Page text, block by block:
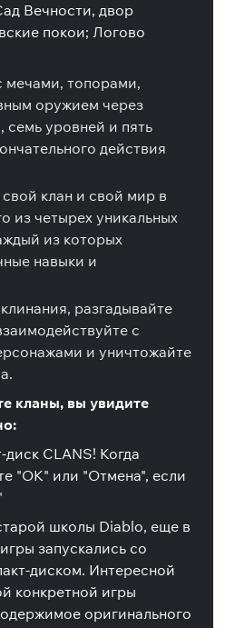
Вечности, двор
покои; Логово
мечами, топорами,
оружием через
семь уровней и пять
действия
клан и свой мир в
из четырех уникальных
из которых
навыки и
разгадывайте
с
и уничтожайте
кланы, вы увидите
диск CLANS! Когда
"ОК" или "Отмена", если
школы Diablo, еще в
запускались со
диском. Интересной
конкретной игры
оригинального